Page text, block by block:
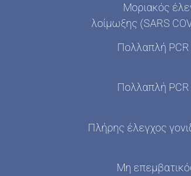
Mοριακός
λοίμωξης (SARS
Πολλαπλή
Πολλαπλή
Πλήρης έλεγχος
Μη